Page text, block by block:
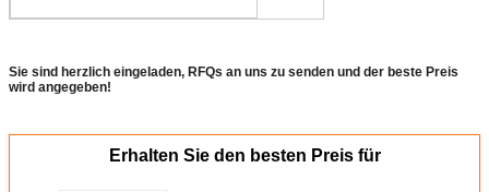
Sie sind herzlich eingeladen, RFQs an uns zu senden und der beste Preis
wird angegeben!
Erhalten Sie den besten Preis für